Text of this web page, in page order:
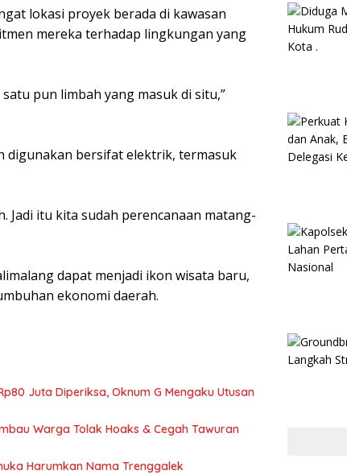
lokasi proyek berada di kawasan
mereka terhadap lingkungan yang
pun limbah yang masuk di situ,”
digunakan bersifat elektrik, termasuk
Jadi itu kita sudah perencanaan matang-
dapat menjadi ikon wisata baru,
ekonomi daerah.
Juta Diperiksa, Oknum G Mengaku Utusan
Warga Tolak Hoaks & Cegah Tawuran
Harumkan Nama Trenggalek